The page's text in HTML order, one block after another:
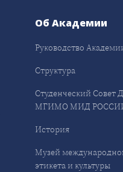
Об Академии
Руководство
Структура
Студенческий Совет
МГИМО МИД
История
Музей
этикета и культуры